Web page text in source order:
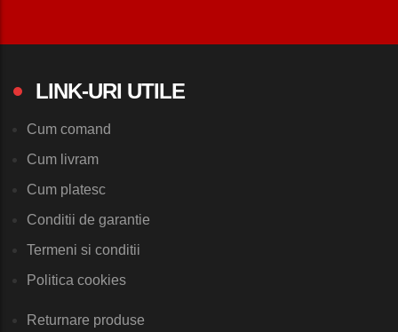
LINK-URI UTILE
Cum comand
Cum livram
Cum platesc
Conditii de garantie
Termeni si conditii
Politica cookies
Returnare produse